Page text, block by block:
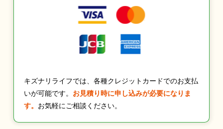
キズナリライフでは、各種クレジットカードでのお支払
いが可能です。 お見積り時に申し込みが必要になりま
す。 お気軽にご相談ください。